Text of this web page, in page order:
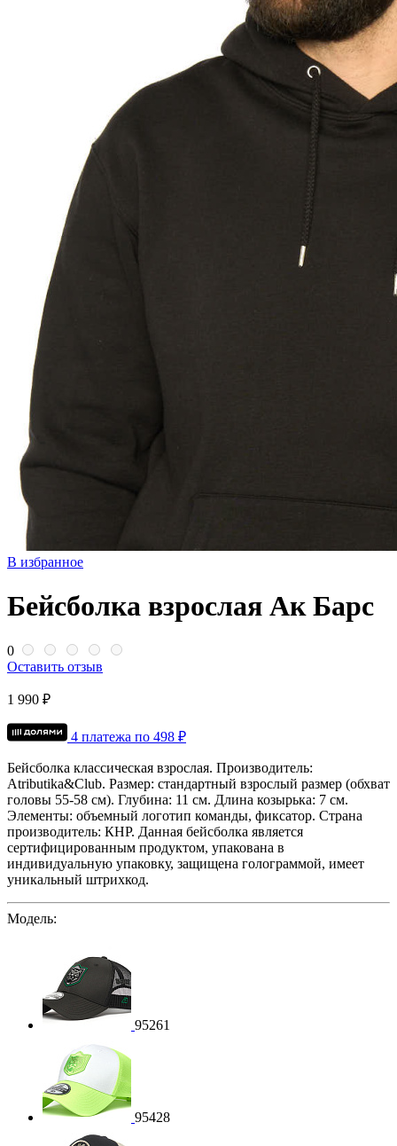
В избранное
Бейсболка взрослая Ак Барс
0
Оставить отзыв
1 990 ₽
4 платежа по 498 ₽
Бейсболка классическая взрослая. Производитель:
Atributika&Club. Размер: стандартный взрослый размер (обхват
головы 55-58 см). Глубина: 11 см. Длина козырька: 7 см.
Элементы: объемный логотип команды, фиксатор. Страна
производитель: КНР. Данная бейсболка является
сертифицированным продуктом, упакована в
индивидуальную упаковку, защищена голограммой, имеет
уникальный штрихкод.
Модель:
95261
95428